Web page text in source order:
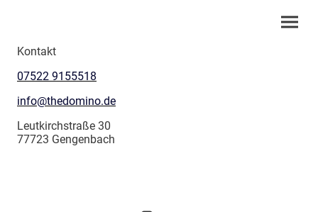
Kontakt
07522 9155518
info@thedomino.de
Leutkirchstraße 30
77723 Gengenbach